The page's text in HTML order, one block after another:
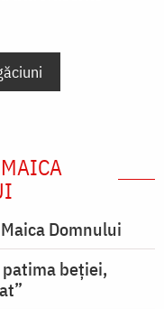
Domnului
beției,